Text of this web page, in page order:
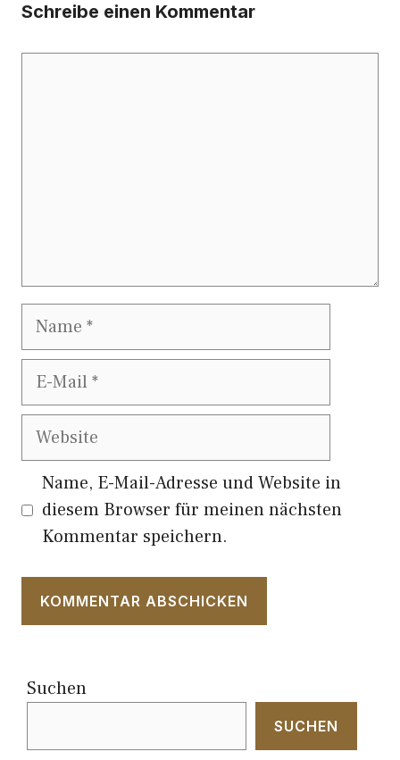
Schreibe einen Kommentar
Name
E-
Website
Name, E-Mail-Adresse und Website in
diesem Browser für meinen nächsten
Kommentar speichern.
Suchen
SUCHEN